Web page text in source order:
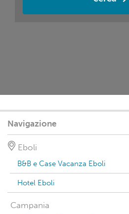
Navigazione
Eboli
B&B e Case Vacanza Eboli
Hotel Eboli
Campania